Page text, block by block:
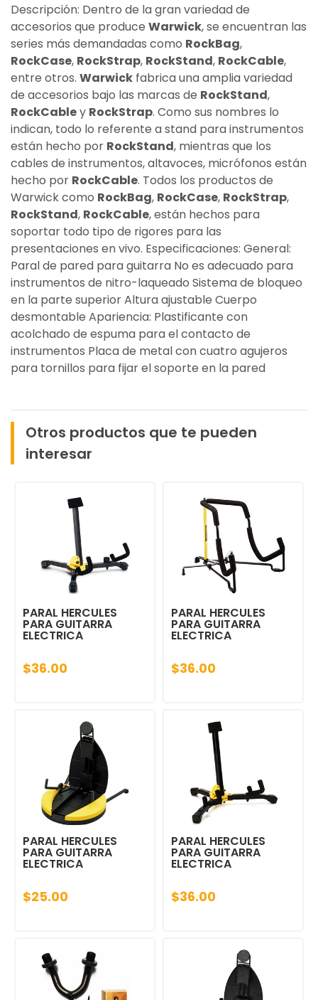
Descripción: Dentro de la gran variedad de
accesorios que produce Warwick, se encuentran las
series más demandadas como RockBag,
RockCase, RockStrap, RockStand, RockCable,
entre otros. Warwick fabrica una amplia variedad
de accesorios bajo las marcas de RockStand,
RockCabley RockStrap. Como sus nombres lo
indican, todo lo referente a stand para instrumentos
están hecho por RockStand, mientras que los
cables de instrumentos, altavoces, micrófonos están
hecho por RockCable. Todos los productos de
Warwick como RockBag, RockCase, RockStrap,
RockStand, RockCable, están hechos para
soportar todo tipo de rigores para las
presentaciones en vivo. Especificaciones: General:
Paral de pared para guitarra No es adecuado para
instrumentos de nitro-laqueado Sistema de bloqueo
en la parte superior Altura ajustable Cuerpo
desmontable Apariencia: Plastificante con
acolchado de espuma para el contacto de
instrumentos Placa de metal con cuatro agujeros
para tornillos para fijar el soporte en la pared
Otros productos que te pueden
interesar
PARAL HERCULES
PARA GUITARRA
ELECTRICA
$36.00
PARAL HERCULES
PARA GUITARRA
ELECTRICA
$36.00
PARAL HERCULES
PARA GUITARRA
ELECTRICA
$25.00
PARAL HERCULES
PARA GUITARRA
ELECTRICA
$36.00